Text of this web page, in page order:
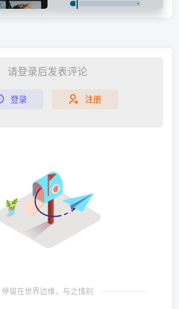
超级炫酷的听歌播放器🔥
请登录后发表评论
登录 注册
停留在世界边缘，与之惜别